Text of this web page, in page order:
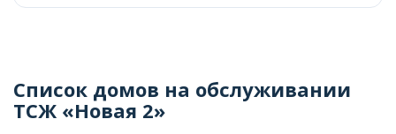
Список домов на обслуживании
ТСЖ «Новая 2»